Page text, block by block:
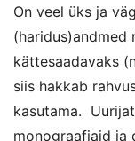
On veel üks ja
(haridus)andmed
kättesaadavaks
siis hakkab
kasutama.
monograafiaid